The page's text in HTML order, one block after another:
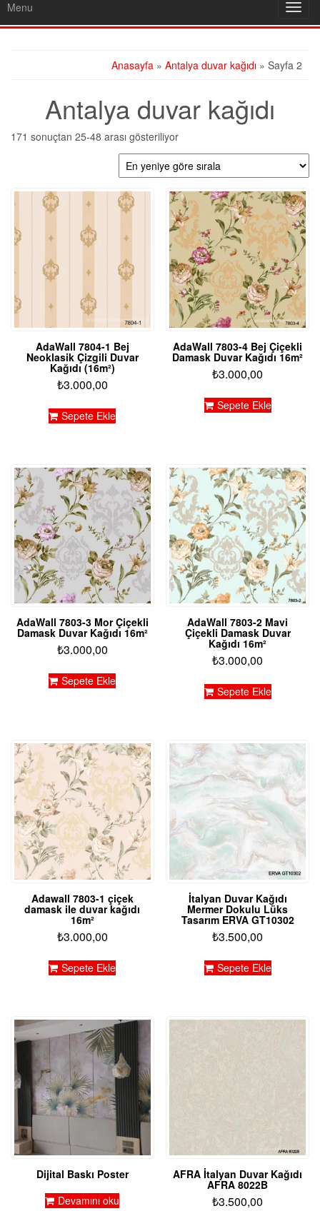
Menu
Anasayfa » Antalya duvar kağıdı » Sayfa 2
Antalya duvar kağıdı
171 sonuçtan 25-48 arası gösteriliyorEn
yeniye
göre
sıralandı
AdaWall 7804-1 Bej
Neoklasik Çizgili Duvar
Kağıdı (16m²)
₺3.000,00
Sepete Ekle
AdaWall 7803-4 Bej Çiçekli
Damask Duvar Kağıdı 16m²
₺3.000,00
Sepete Ekle
AdaWall 7803-3 Mor Çiçekli
Damask Duvar Kağıdı 16m²
₺3.000,00
Sepete Ekle
AdaWall 7803-2 Mavi
Çiçekli Damask Duvar
Kağıdı 16m²
₺3.000,00
Sepete Ekle
Adawall 7803-1 çiçek
damask ile duvar kağıdı
16m²
₺3.000,00
Sepete Ekle
İtalyan Duvar Kağıdı
Mermer Dokulu Lüks
Tasarım ERVA GT10302
₺3.500,00
Sepete Ekle
Dijital Baskı Poster
Devamını oku
AFRA İtalyan Duvar Kağıdı
AFRA 8022B
₺3.500,00